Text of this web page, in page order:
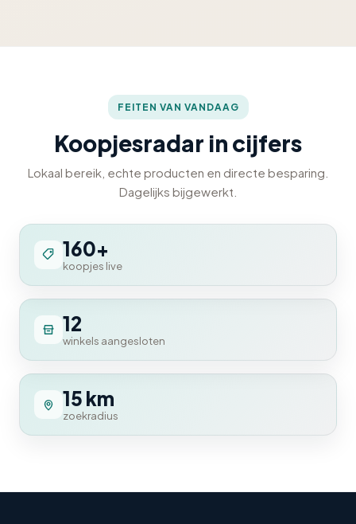
FEITEN VAN VANDAAG
Koopjesradar in cijfers
Lokaal bereik, echte producten en directe besparing.
Dagelijks bijgewerkt.
160+
koopjes live
12
winkels aangesloten
15 km
zoekradius